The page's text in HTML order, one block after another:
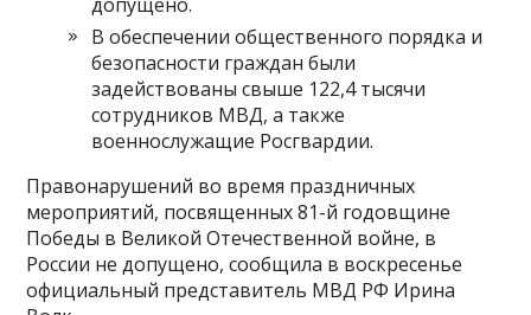
В обеспечении общественного порядка и
безопасности граждан были
задействованы свыше 122,4 тысячи
сотрудников МВД, а также
военнослужащие Росгвардии.
Правонарушений во время праздничных
мероприятий, посвященных 81-й годовщине
Победы в Великой Отечественной войне, в
России не допущено, сообщила в воскресенье
официальный представитель МВД РФ Ирина